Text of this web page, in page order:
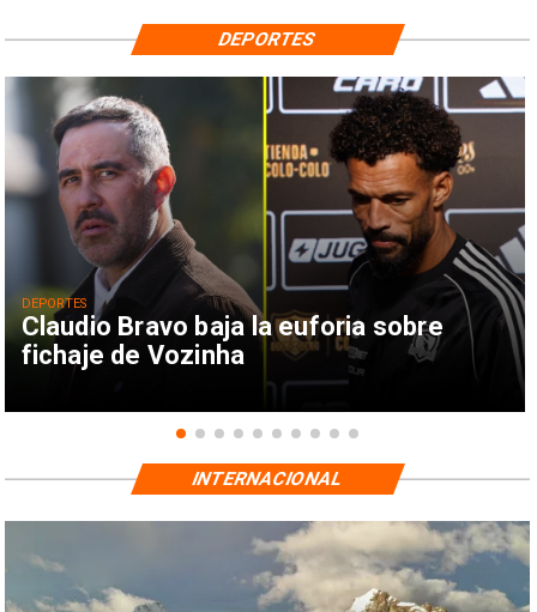
Claudio Bravo baja la euforia sobre
fichaje de Vozinha
DEPORTES
DEPORTES
INTERNACIONAL